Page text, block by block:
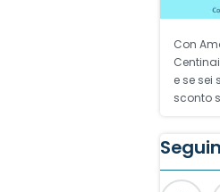
Con
e se sei
sconto